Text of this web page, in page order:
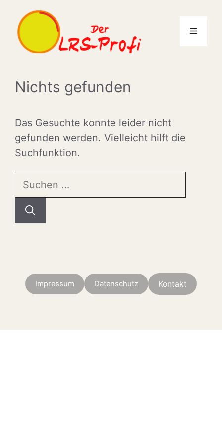
Inhalt
springen
Menü
Nichts gefunden
Das Gesuchte konnte leider nicht
gefunden werden. Vielleicht hilft die
Suchfunktion.
Suchen
Impressum Datenschutz Kontakt